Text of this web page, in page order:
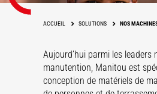
ACCUEIL SOLUTIONS NOS
Aujourd’hui parmi les leaders
manutention, Manitou est
conception de matériels de